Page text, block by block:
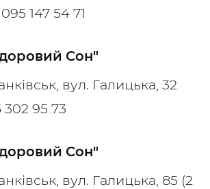
147 54 71
Сон"
вул. Галицька, 32
302 95 73
Сон"
вул. Галицька, 85 (2